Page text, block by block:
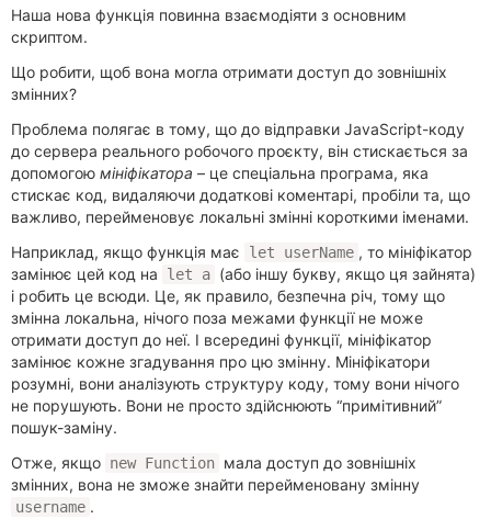
Наша нова функція повинна взаємодіяти з основним
скриптом.
Що робити, щоб вона могла отримати доступ до зовнішніх
змінних?
Проблема полягає в тому, що до відправки JavaScript-коду
до сервера реального робочого проєкту, він стискається за
допомогою мініфікатора – це спеціальна програма, яка
стискає код, видаляючи додаткові коментарі, пробіли та, що
важливо, перейменовує локальні змінні короткими іменами.
Наприклад, якщо функція має
let userName , то мініфікатор
замінює цей код на
let a (або іншу букву, якщо ця зайнята)
і робить це всюди. Це, як правило, безпечна річ, тому що
змінна локальна, нічого поза межами функції не може
отримати доступ до неї. І всередині функції, мініфікатор
замінює кожне згадування про цю змінну. Мініфікатори
розумні, вони аналізують структуру коду, тому вони нічого
не порушують. Вони не просто здійснюють “примітивний”
пошук-заміну.
Отже, якщо new Function мала доступ до зовнішніх
змінних, вона не зможе знайти перейменовану змінну
username .